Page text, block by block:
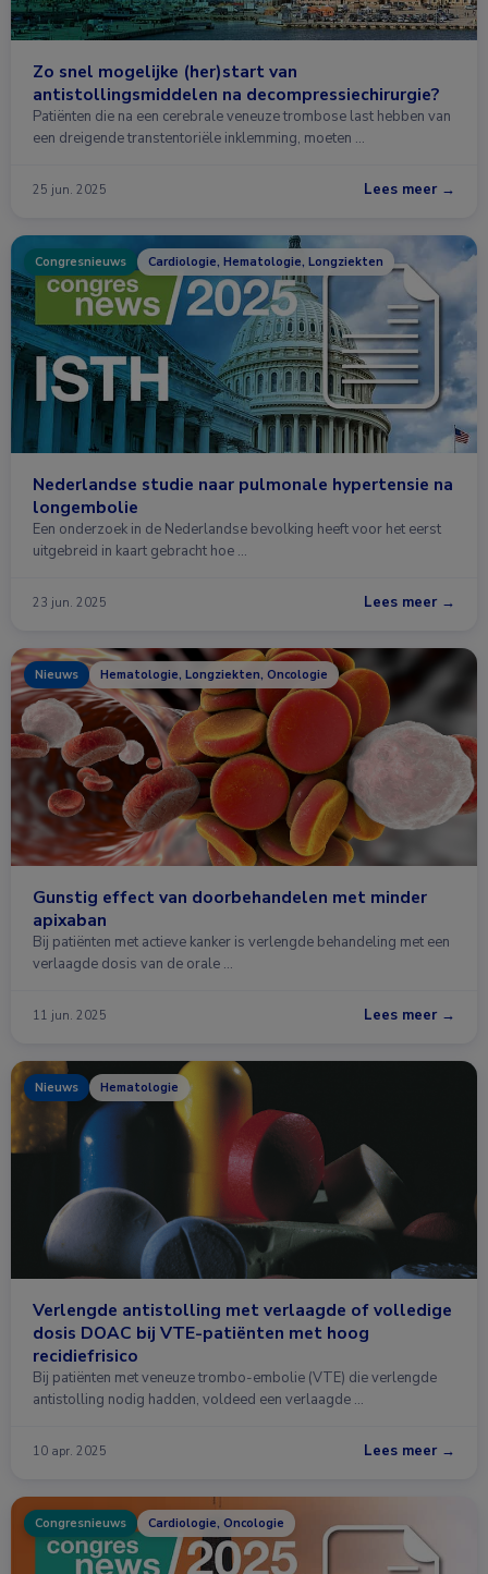
Zo snel mogelijke (her)start van
antistollingsmiddelen na decompressiechirurgie?
Patiënten die na een cerebrale veneuze trombose last hebben van
een dreigende transtentoriële inklemming, moeten …
25 jun. 2025 Lees meer →
Congresnieuws Cardiologie, Hematologie, Longziekten
Nederlandse studie naar pulmonale hypertensie na
longembolie
Een onderzoek in de Nederlandse bevolking heeft voor het eerst
uitgebreid in kaart gebracht hoe …
23 jun. 2025 Lees meer →
Nieuws Hematologie, Longziekten, Oncologie
Gunstig effect van doorbehandelen met minder
apixaban
Bij patiënten met actieve kanker is verlengde behandeling met een
verlaagde dosis van de orale …
11 jun. 2025 Lees meer →
Nieuws Hematologie
Verlengde antistolling met verlaagde of volledige
dosis DOAC bij VTE-patiënten met hoog
recidiefrisico
Bij patiënten met veneuze trombo-embolie (VTE) die verlengde
antistolling nodig hadden, voldeed een verlaagde …
10 apr. 2025 Lees meer →
Congresnieuws Cardiologie, Oncologie